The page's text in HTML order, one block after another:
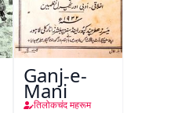
Ganj-e-
Mani
तिलोकचंद महरूम